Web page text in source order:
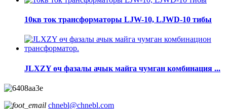
10кв ток трансформаторы LJW-10, LJWD-10 тибы
JLXZY өч фазалы ачык майга чумган комбинация ...
chnebl@chnebl.com